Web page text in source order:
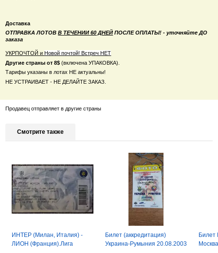
Доставка
ОТПРАВКА ЛОТОВВ ТЕЧЕНИИ 60 ДНЕЙ ПОСЛЕ ОПЛАТЫ! - уточняйте ДО
заказа
УКРПОЧТОЙ и Новой почтой! Встреч НЕТ
Другие страны от 8$ (включена УПАКОВКА).
Тарифы указаны в лотах НЕ актуальны!
НЕ УСТРАИВАЕТ - НЕ ДЕЛАЙТЕ ЗАКАЗ.
Продавец отправляет в другие страны
Смотрите также
ИНТЕР (Милан, Италия) -
ЛИОН (Франция).Лига
Билет (аккредитация)
Украина-Румыния 20.08.2003
Билет